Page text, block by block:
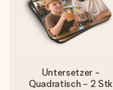
Untersetzer -
Quadratisch - 2 Stk